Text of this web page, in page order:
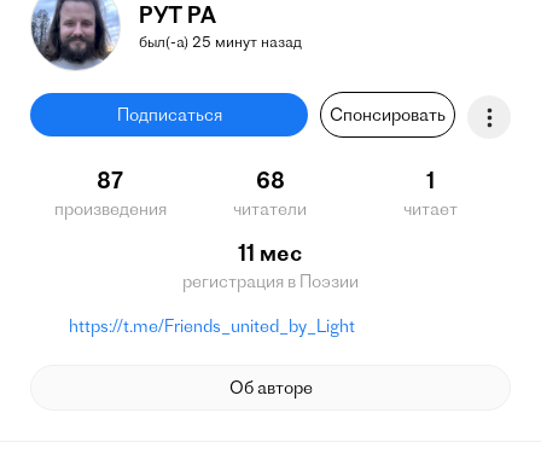
РУТ РА
был(-а) 25 минут назад
Подписаться Спонсировать
87
произведения
68
читатели
1
читает
11 мес
регистрация в Поэзии
https://t.me/Friends_united_by_Light
Об авторе